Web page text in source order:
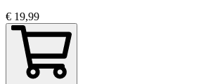
€ 19,99